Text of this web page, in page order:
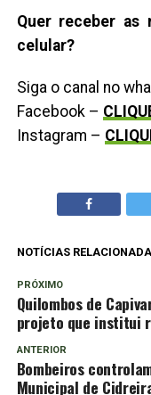
Quer receber as
celular?
Siga o canal no
Facebook –
Instagram –
NOTÍCIAS
PRÓXIMO
Quilombos de
projeto que institui
ANTERIOR
Bombeiros
Municipal de